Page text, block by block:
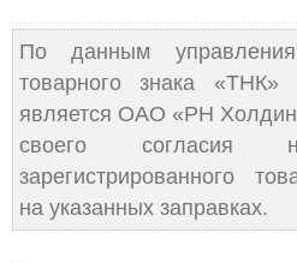
По данным
товарного знака
является ОАО «РН
своего согласия
зарегистрированного
на указанных заправках.